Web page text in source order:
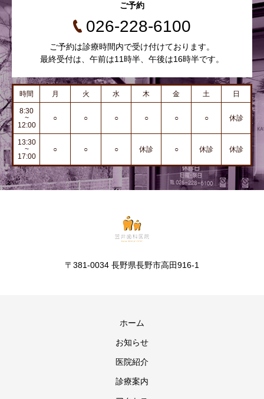
ご予約
026-228-6100
ご予約は診療時間内で受け付けております。
最終受付は、午前は11時半、午後は16時半です。
時間 月 火 水 木 金 土 日
8:30
~
12:00
○ ○ ○ ○ ○ ○ 休診
13:30
~
17:00
○ ○ ○ 休診 ○ 休診 休診
〒381-0034 長野県長野市高田916-1
ホーム
お知らせ
医院紹介
診療案内